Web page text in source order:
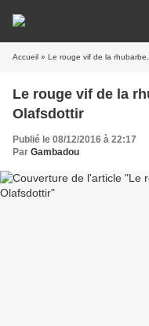
Accueil » Le rouge vif de la
Le rouge vif de la
Olafsdottir
Publié le 08/12/2016 à 22:17
Par Gambadou